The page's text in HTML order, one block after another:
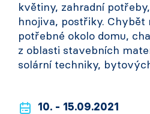
květiny, zahradní
hnojiva, postřiky. Chybět
potřebné okolo domu,
z oblasti stavebních
solární techniky,
10. - 15.09.2021